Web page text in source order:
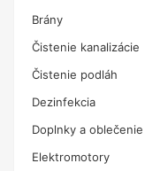
Brány
Čistenie kanalizácie
Čistenie podláh
Dezinfekcia
Doplnky a oblečenie
Elektromotory